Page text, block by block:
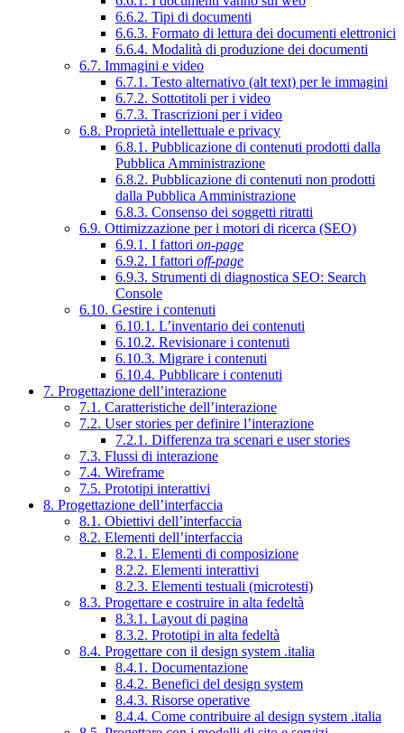
6.6.2. Tipi di documenti
6.6.3. Formato di lettura dei documenti elettronici
6.6.4. Modalità di produzione dei documenti
6.7. Immagini e video
6.7.1. Testo alternativo (alt text) per le immagini
6.7.2. Sottotitoli per i video
6.7.3. Trascrizioni per i video
6.8. Proprietà intellettuale e privacy
6.8.1. Pubblicazione di contenuti prodotti dalla
Pubblica Amministrazione
6.8.2. Pubblicazione di contenuti non prodotti
dalla Pubblica Amministrazione
6.8.3. Consenso dei soggetti ritratti
6.9. Ottimizzazione per i motori di ricerca (SEO)
6.9.1. I fattori on-page
6.9.2. I fattori off-page
6.9.3. Strumenti di diagnostica SEO: Search
Console
6.10. Gestire i contenuti
6.10.1. L’inventario dei contenuti
6.10.2. Revisionare i contenuti
6.10.3. Migrare i contenuti
6.10.4. Pubblicare i contenuti
7. Progettazione dell’interazione
7.1. Caratteristiche dell’interazione
7.2. User stories per definire l’interazione
7.2.1. Differenza tra scenari e user stories
7.3. Flussi di interazione
7.4. Wireframe
7.5. Prototipi interattivi
8. Progettazione dell’interfaccia
8.1. Obiettivi dell’interfaccia
8.2. Elementi dell’interfaccia
8.2.1. Elementi di composizione
8.2.2. Elementi interattivi
8.2.3. Elementi testuali (microtesti)
8.3. Progettare e costruire in alta fedeltà
8.3.1. Layout di pagina
8.3.2. Prototipi in alta fedeltà
8.4. Progettare con il design system .italia
8.4.1. Documentazione
8.4.2. Benefici del design system
8.4.3. Risorse operative
8.4.4. Come contribuire al design system .italia